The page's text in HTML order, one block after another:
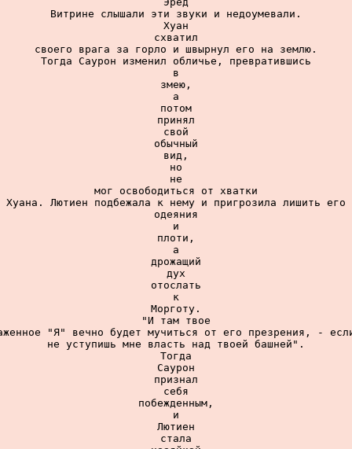
Витрине слышали эти звуки и недоумевали.
Хуан
схватил
своего врага за горло и швырнул его на землю.
Тогда Саурон изменил обличье, превратившись
в
змею,
а
потом
принял
свой
обычный
вид,
но
не
мог освободиться от хватки
Хуана. Лютиен подбежала к нему и пригрозила лишить его
одеяния
и
плоти,
а
дрожащий
дух
отослать
к
Морготу.
"И там твое
"Я" вечно будет мучиться от его презрения, -
не уступишь мне власть над твоей башней".
Тогда
Саурон
признал
себя
побежденным,
и
Лютиен
стала